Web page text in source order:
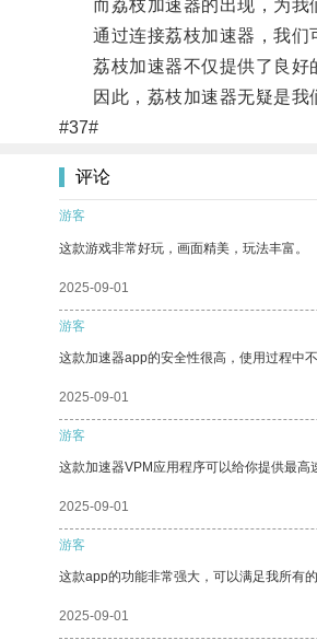
而荔枝加速器的出现，为我
通过连接荔枝加速器，我们可
荔枝加速器不仅提供了良好
因此，荔枝加速器无疑是我
#37#
评论
游客
这款游戏非常好玩，画面精美，玩法丰富。
2025-09-01
游客
这款加速器app的安全性很高，使用过程中
2025-09-01
游客
这款加速器VPM应用程序可以给你提供最高
2025-09-01
游客
这款app的功能非常强大，可以满足我所有
2025-09-01